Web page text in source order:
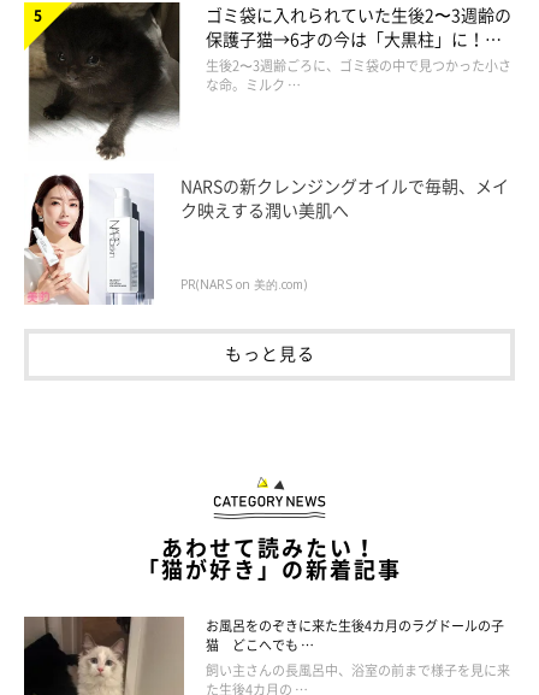
どんぐりくんについて、飼い主さんに話を聞
いた
ゴミ袋に入れられていた生後2〜3週齢の
保護子猫→6才の今は「大黒柱」に！
美しい黒猫に成長した姿にグッとくる
生後2〜3週齢ごろに、ゴミ袋の中で見つかった小さ
な命。ミルク …
NARSの新クレンジングオイルで毎朝、メイ
ク映えする潤い美肌へ
PR(NARS on 美的.com)
もっと見る
あわせて読みたい！
「猫が好き」の新着記事
お風呂をのぞきに来た生後4カ月のラグドールの子
猫 どこへでも …
飼い主さんの長風呂中、浴室の前まで様子を見に来
た生後4カ月の …